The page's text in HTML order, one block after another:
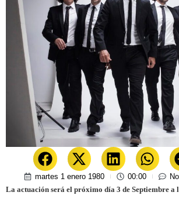
martes 1 enero 1980 00:00
La actuación será el próximo día 3 de Septiembre a